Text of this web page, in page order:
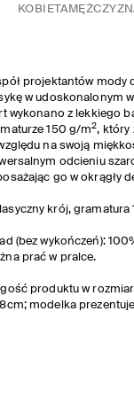
KOBIETA
projektantów mody
w udoskonalonym
wykonano z lekkiego
150 g/m2, który
na swoją
odcieniu
go w okrągły
krój, gramatura
(bez wykończeń):
prać w pralce.
produktu w
modelka